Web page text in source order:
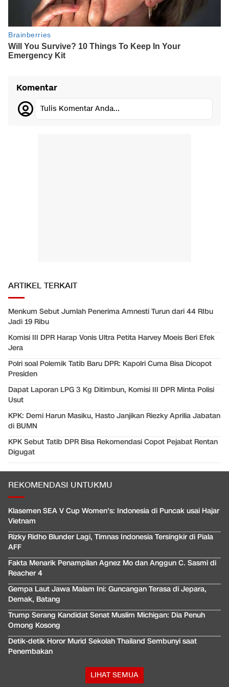
Komentar
Tulis Komentar Anda...
ARTIKEL TERKAIT
Menkum Sebut Jumlah Penerima Amnesti Turun dari 44 RIbu
Jadi 19 Ribu
Komisi III DPR Harap Vonis Ultra Petita Harvey Moeis Beri Efek
Jera
Polri soal Polemik Tatib Baru DPR: Kapolri Cuma Bisa Dicopot
Presiden
Dapat Laporan LPG 3 Kg Ditimbun, Komisi III DPR Minta Polisi
Usut
KPK: Demi Harun Masiku, Hasto Janjikan Riezky Aprilia Jabatan
di BUMN
KPK Sebut Tatib DPR Bisa Rekomendasi Copot Pejabat Rentan
Digugat
REKOMENDASI UNTUKMU
Klasemen SEA V Cup Women's: Indonesia di Puncak usai Hajar
Vietnam
Rizky Ridho Blunder Lagi, Timnas Indonesia Tersingkir di Piala
AFF
Fakta Menarik Penampilan Agnez Mo dan Anggun C. Sasmi di
Reacher 4
Gempa Laut Jawa Malam Ini: Guncangan Terasa di Jepara,
Demak, Batang
Trump Serang Kandidat Senat Muslim Michigan: Dia Penuh
Omong Kosong
Detik-detik Horor Murid Sekolah Thailand Sembunyi saat
Penembakan
LIHAT SEMUA